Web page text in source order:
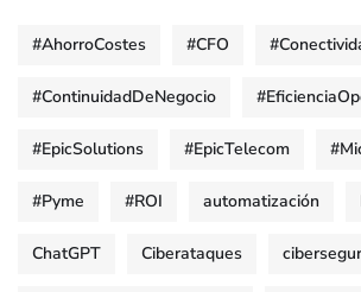
#AhorroCostes #CFO
#ContinuidadDeNegocio
#EpicSolutions #EpicTelecom
#Pyme #ROI automatización
ChatGPT Ciberataques